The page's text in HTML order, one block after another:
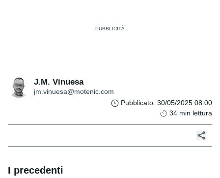
J.M. Vinuesa
jm.vinuesa@motenic.com
Pubblicato: 30/05/2025 08:00
34 min lettura
I precedenti